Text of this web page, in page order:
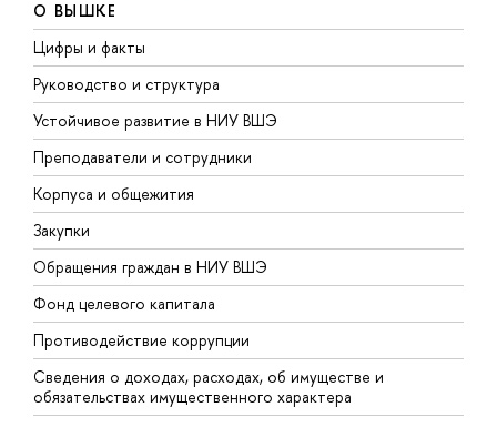
О ВЫШКЕ
Цифры и факты
Руководство и структура
Устойчивое развитие в НИУ ВШЭ
Преподаватели и сотрудники
Корпуса и общежития
Закупки
Обращения граждан в НИУ ВШЭ
Фонд целевого капитала
Противодействие коррупции
Сведения о доходах, расходах, об имуществе и
обязательствах имущественного характера